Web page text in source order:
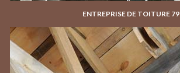
ENTREPRISE DE TOITURE 79